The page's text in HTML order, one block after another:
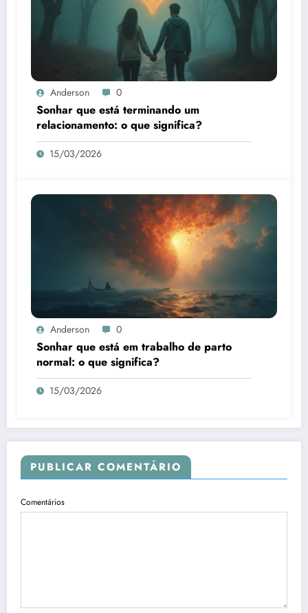
Anderson 0
Sonhar que está terminando um
relacionamento: o que significa?
15/03/2026
Anderson 0
Sonhar que está em trabalho de parto
normal: o que significa?
15/03/2026
PUBLICAR COMENTÁRIO
Comentários